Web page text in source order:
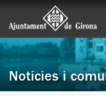
Notícies i